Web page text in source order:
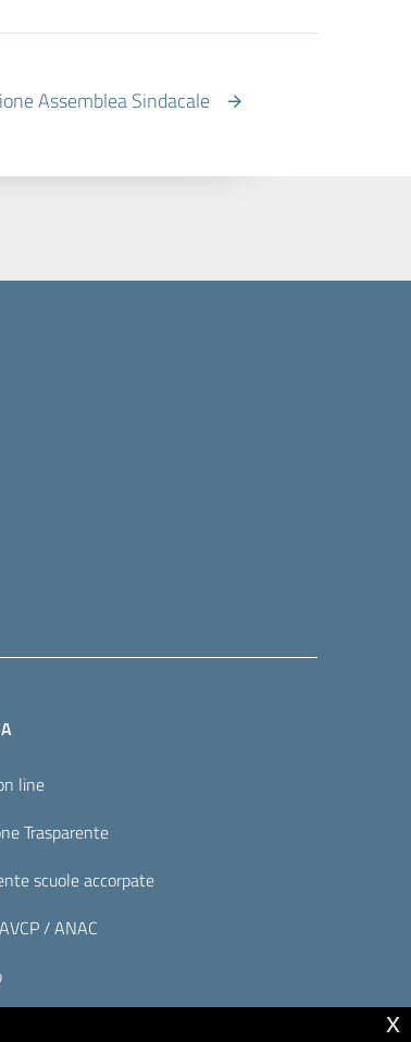
Assemblea Sindacale
line
Trasparente
scuole accorpate
/ ANAC
x